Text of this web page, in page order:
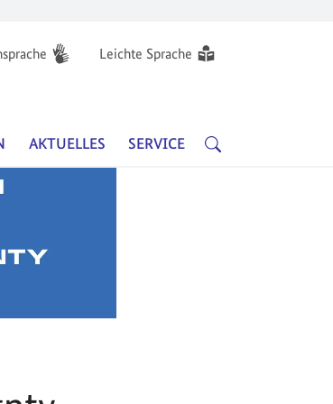
Leichte Sprache
AKTUELLES SERVICE SUCHE